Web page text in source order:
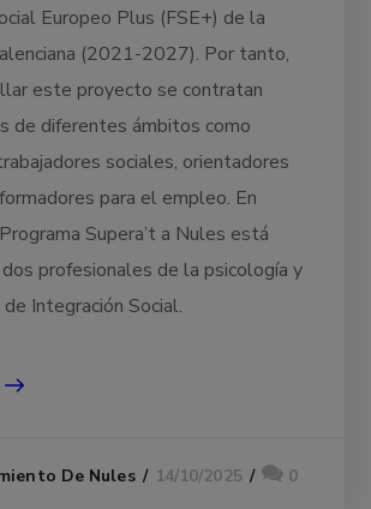
Europeo Plus (FSE+) de la
(2021-2027). Por tanto,
este proyecto se contratan
de diferentes ámbitos como
sociales, orientadores
para el empleo. En
Supera’t a Nules está
profesionales de la psicología y
Integración Social.
De Nules 14/10/2025 0